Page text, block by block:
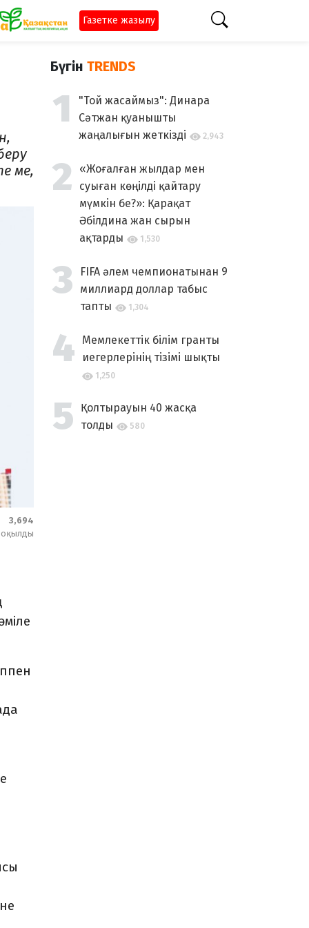
Газетке жазылу
ме,
3,694
оқылды
Бүгін TRENDS
"Той жасаймыз": Динара
Сәтжан қуанышты
жаңалығын жеткізді
2,943
«Жоғалған жылдар мен
суыған көңілді қайтару
мүмкін бе?»: Қарақат
Әбілдина жан сырын
ақтарды
1,530
FIFA әлем чемпионатынан 9
миллиард доллар табыс
тапты
1,304
Мемлекеттік білім гранты
иегерлерінің тізімі шықты
1,250
Қолтырауын 40 жасқа
толды
580